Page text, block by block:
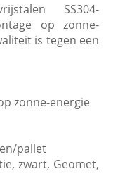
SS304-
op zonne-
is tegen een
zonne-energie
pallet
zwart, Geomet,